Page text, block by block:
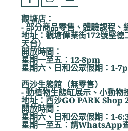
觀塘店：
- 部分商品零售、體驗課程、
地址：觀塘偉業街172號堅
天台）
開放時間：
星期一至五：12-8pm
星期六、日和公眾假期：1-
西沙生態館（無零售）
- 動植物生態缸展示、小動物
地址：西沙GO PARK Shop
開放時間：
星期六、日和公眾假期：1-
星期一至五：請WhatsApp